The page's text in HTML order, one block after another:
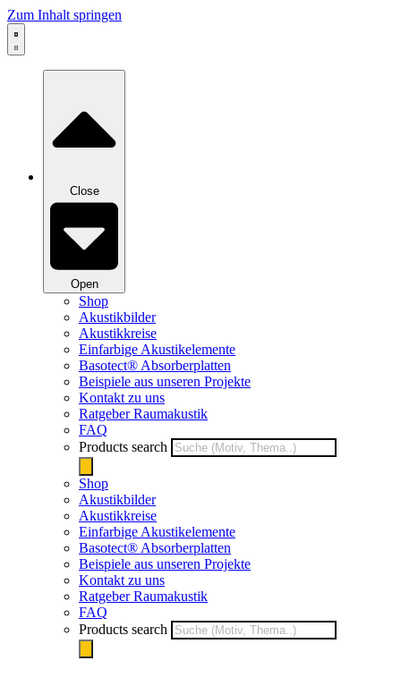
Zum Inhalt springen
Close
Open
Shop
Akustikbilder
Akustikkreise
Einfarbige Akustikelemente
Basotect® Absorberplatten
Beispiele aus unseren Projekte
Kontakt zu uns
Ratgeber Raumakustik
FAQ
Products search
Shop
Akustikbilder
Akustikkreise
Einfarbige Akustikelemente
Basotect® Absorberplatten
Beispiele aus unseren Projekte
Kontakt zu uns
Ratgeber Raumakustik
FAQ
Products search